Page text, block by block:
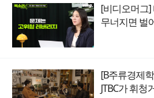
[비디오머그]
무너지면 벌
[B주류경제
JTBC가 휘청